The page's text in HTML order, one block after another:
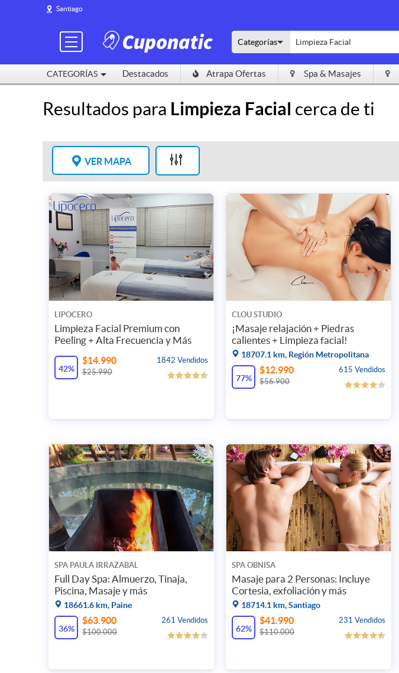
Santiago
CATEGORÍAS
Categorías
Destacados Atrapa Ofertas Spa & Masajes
Resultados para Limpieza Facial cerca de ti
VER MAPA
LIPOCERO
Limpieza Facial Premium con
Peeling + Alta Frecuencia y Más
42%
1842 Vendidos
$14.990
$25.990
CLOU STUDIO
¡Masaje relajación + Piedras
calientes + Limpieza facial!
18707.1 km, Región Metropolitana
77%
615 Vendidos
$12.990
$56.900
SPA PAULA IRRAZABAL
Full Day Spa: Almuerzo, Tinaja,
Piscina, Masaje y más
18661.6 km, Paine
36%
261 Vendidos
$63.900
$100.000
SPA OBNISA
Masaje para 2 Personas: Incluye
Cortesia, exfoliación y más
18714.1 km, Santiago
62%
231 Vendidos
$41.990
$110.000